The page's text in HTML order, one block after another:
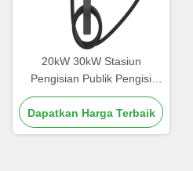
20kW 30kW Stasiun
Pengisian Publik Pengisi
daya rumah untuk
kendaraan listrik
Dapatkan Harga Terbaik